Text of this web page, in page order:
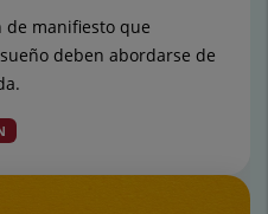
de manifiesto que
deben abordarse de